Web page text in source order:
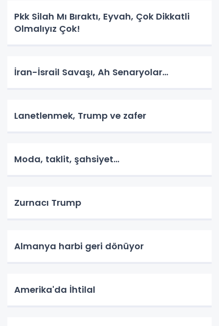
Pkk Silah Mı Bıraktı, Eyvah, Çok Dikkatli
Olmalıyız Çok!
İran-İsrail Savaşı, Ah Senaryolar...
Lanetlenmek, Trump ve zafer
Moda, taklit, şahsiyet...
Zurnacı Trump
Almanya harbi geri dönüyor
Amerika'da İhtilal